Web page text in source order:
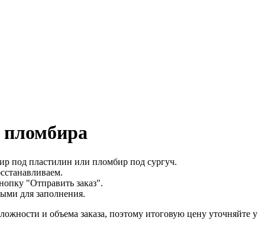
пломбира
под пластилин или пломбир под сургуч.
"Отправить заказ".
для заполнения.
и объема заказа, поэтому итоговую цену уточняйте у